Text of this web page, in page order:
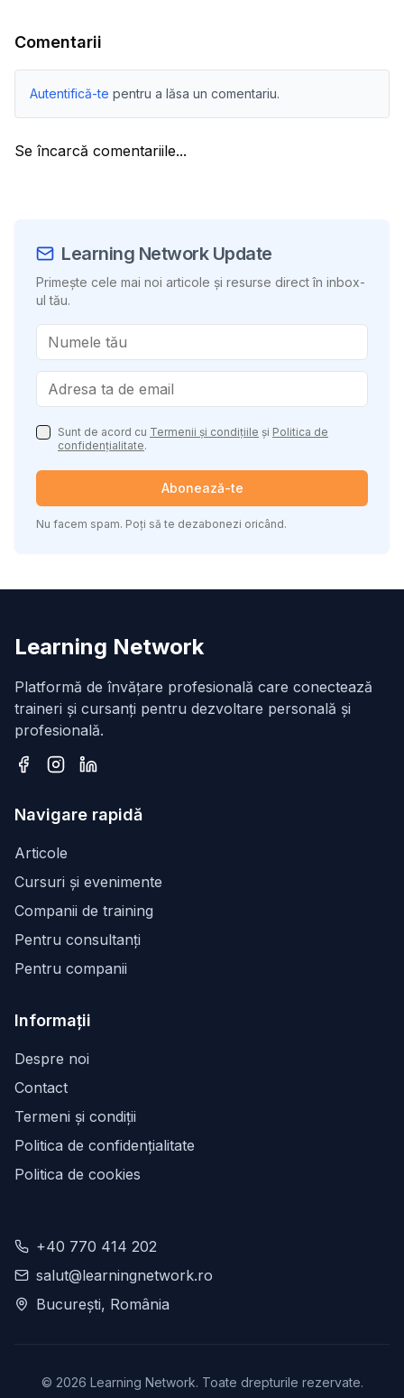
Comentarii
Autentifică-te pentru a lăsa un comentariu.
Se încarcă comentariile...
Learning Network Update
Primește cele mai noi articole și resurse direct în inbox-
ul tău.
Sunt de acord cu Termenii și condițiile și Politica de
confidențialitate.
Abonează-te
Nu facem spam. Poți să te dezabonezi oricând.
Learning Network
Platformă de învățare profesională care conectează
traineri și cursanți pentru dezvoltare personală și
profesională.
Navigare rapidă
Articole
Cursuri și evenimente
Companii de training
Pentru consultanți
Pentru companii
Informații
Despre noi
Contact
Termeni și condiții
Politica de confidențialitate
Politica de cookies
+40 770 414 202
salut@learningnetwork.ro
București, România
© 2026 Learning Network. Toate drepturile rezervate.